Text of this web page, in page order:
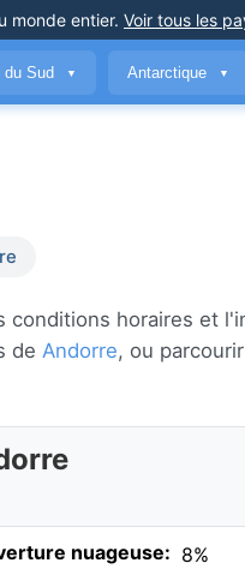
monde entier. Voir tous les
du Sud ▼ Antarctique ▼
conditions horaires et
de Andorre, ou parcourir
nuageuse: 8%